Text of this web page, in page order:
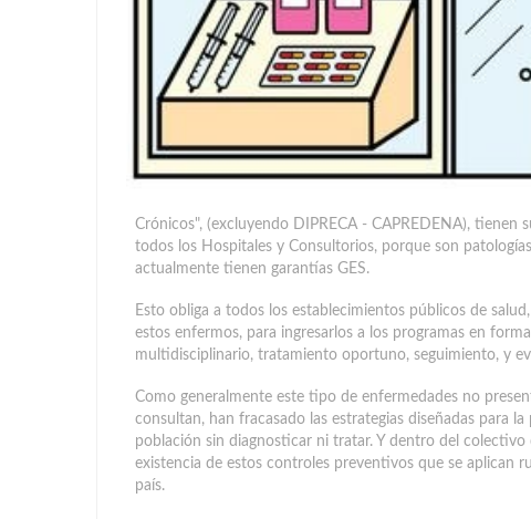
Crónicos", (excluyendo DIPRECA - CAPREDENA),
todos los Hospitales y Consultorios, porque son
actualmente tienen garantías GES.
Esto obliga a todos los establecimientos públicos de
estos enfermos, para ingresarlos a los programas en
multidisciplinario, tratamiento oportuno, seguimiento, y
Como generalmente este tipo de enfermedades no
consultan, han fracasado las estrategias diseñadas para
población sin diagnosticar ni tratar. Y dentro del
existencia de estos controles preventivos que se aplican
país.